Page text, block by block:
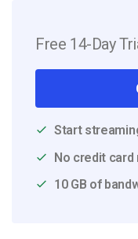
Free 14-Day
Start
No credit card
10 GB of